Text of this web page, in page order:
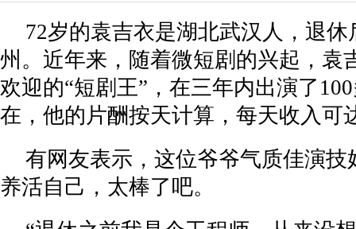
北京人工智能产业发展成绩亮眼，AI产业核心
三
站上1.4万亿斤新台阶，建设更高水平“大国粮仓
沃尔沃销量持续稳定，XC90以豪华与实力说话
高端手机市场需求保持旺盛，智能手机出货量
上升
我国全球海拔最高风电场，发电超2200万千瓦时
“洋中医”马文轩故地重返，中医药诊疗方式受
72岁的袁吉衣是湖北武汉人，退
州。近年来，随着微短剧的兴起，袁
欢迎的“短剧王”，在三年内出演了
在，他的片酬按天计算，每天收入可
有网友表示，这位爷爷气质佳演
养活自己，太棒了吧。